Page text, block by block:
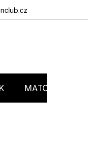
ochrany
MATCHY